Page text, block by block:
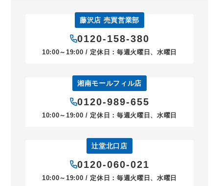
藤沢店 売買営業部
0120-158-380
10:00～19:00 / 定休日：毎週火曜日、水曜日
湘南モールフィル店
0120-989-655
10:00～19:00 / 定休日：毎週火曜日、水曜日
辻堂北口店
0120-060-021
10:00～19:00 / 定休日：毎週火曜日、水曜日